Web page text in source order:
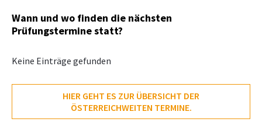
INTERESSEN­VERTRETUNG
MITGLIEDER­VERZEICHNIS
SERVICE
Berufsbild & Gründung
Branchenrecht
Befähigungsprüfung
Vorbereitungskursstandorte und
Termine
Prüfungsstandorte und Termine
Wann und wo finden die nächsten
Prüfungstermine statt?
Keine Einträge gefunden
HIER GEHT ES ZUR ÜBERSICHT DER
ÖSTERREICHWEITEN TERMINE.